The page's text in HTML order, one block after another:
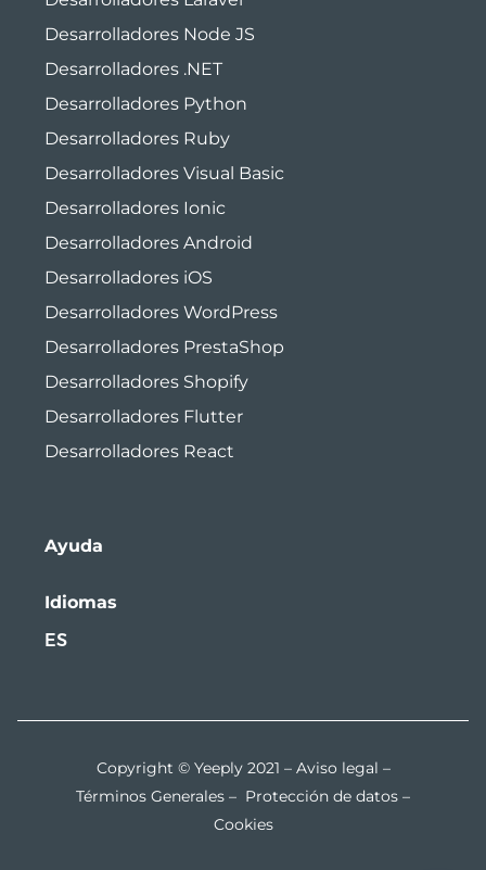
Desarrolladores Node JS
Desarrolladores .NET
Desarrolladores Python
Desarrolladores Ruby
Desarrolladores Visual Basic
Desarrolladores Ionic
Desarrolladores Android
Desarrolladores iOS
Desarrolladores WordPress
Desarrolladores PrestaShop
Desarrolladores Shopify
Desarrolladores Flutter
Desarrolladores React
Ayuda
Idiomas
ES
Copyright © Yeeply 2021 – Aviso legal –
Términos Generales – Protección de datos –
Cookies